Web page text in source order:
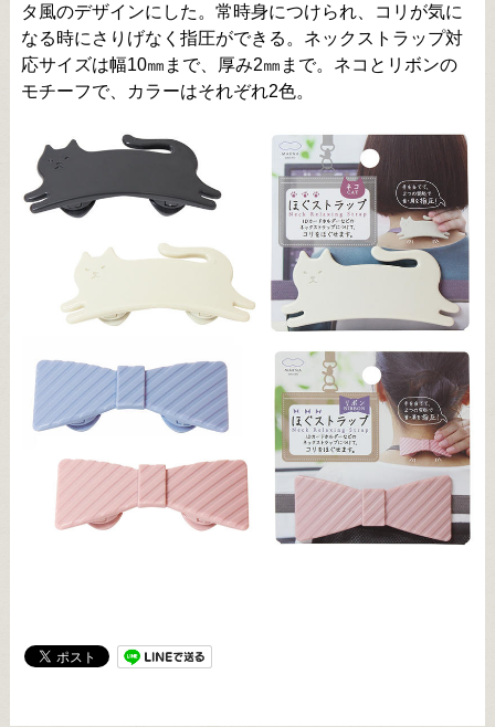
タ風のデザインにした。常時身につけられ、コリが気に
なる時にさりげなく指圧ができる。ネックストラップ対
応サイズは幅10㎜まで、厚み2㎜まで。ネコとリボンの
モチーフで、カラーはそれぞれ2色。